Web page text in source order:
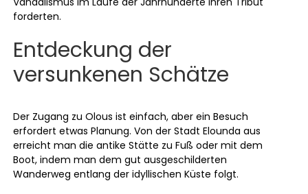
forderten.
Entdeckung der
versunkenen Schätze
Der Zugang zu Olous ist einfach, aber ein Besuch
erfordert etwas Planung. Von der Stadt Elounda aus
erreicht man die antike Stätte zu Fuß oder mit dem
Boot, indem man dem gut ausgeschilderten
Wanderweg entlang der idyllischen Küste folgt.